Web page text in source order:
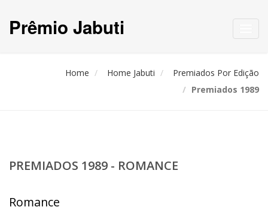
Prêmio Jabuti
Home Home Jabuti
Premiados Por Edição
Premiados 1989
PREMIADOS 1989 - ROMANCE
Romance